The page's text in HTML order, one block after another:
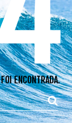
ENCONTRADA.